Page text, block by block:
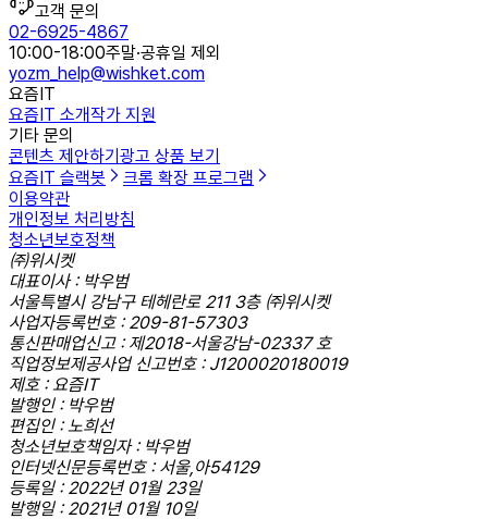
고객 문의
02-6925-4867
10:00-18:00주말·공휴일 제외
yozm_help@wishket.com
요즘IT
요즘IT 소개작가 지원
기타 문의
콘텐츠 제안하기 광고 상품 보기
요즘IT 슬랙봇
크롬 확장 프로그램
이용약관
개인정보 처리방침
청소년보호정책
㈜위시켓
대표이사 : 박우범
서울특별시 강남구 테헤란로 211 3층 ㈜위시켓
사업자등록번호 : 209-81-57303
통신판매업신고 : 제2018-서울강남-02337 호
직업정보제공사업 신고번호 : J1200020180019
제호 : 요즘IT
발행인 : 박우범
편집인 : 노희선
청소년보호책임자 : 박우범
인터넷신문등록번호 : 서울,아54129
등록일 : 2022년 01월 23일
발행일 : 2021년 01월 10일